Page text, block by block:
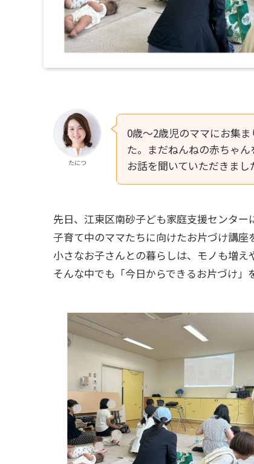
たにつ
0歳～2歳児のママにお集
た。まだねんねの赤ちゃ
お話を聞いていただきまし
先日、江東区南砂子ども家庭支援センター
子育て中のママたちに向けたお片づけ講座
小さなお子さんとの暮らしは、モノも増え
そんな中でも「今日からできるお片づけ」